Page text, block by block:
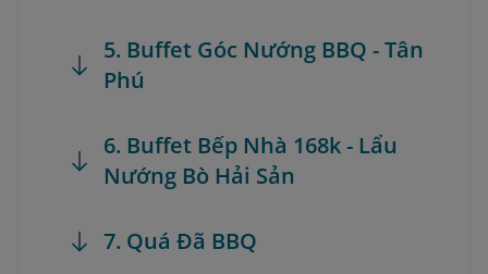
5. Buffet Góc Nướng BBQ - Tân
Phú
6. Buffet Bếp Nhà 168k - Lẩu
Nướng Bò Hải Sản
7. Quá Đã BBQ